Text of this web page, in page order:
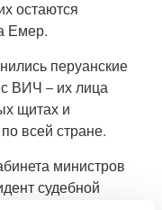
остаются
Емер.
перуанские
ВИЧ – их лица
щитах и
всей стране.
министров
судебной